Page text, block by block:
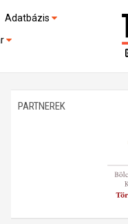
Adatbázis
Emlékművek (feltöltés alatt)
PARTNEREK